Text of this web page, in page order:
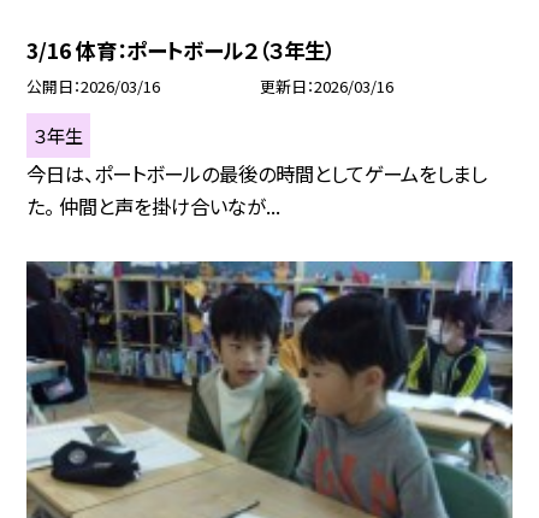
3/16 体育：ポートボール２（３年生）
公開日 2026/03/16 更新日 2026/03/16
３年生
今日は、ポートボールの最後の時間としてゲームをしまし
た。 仲間と声を掛け合いなが...